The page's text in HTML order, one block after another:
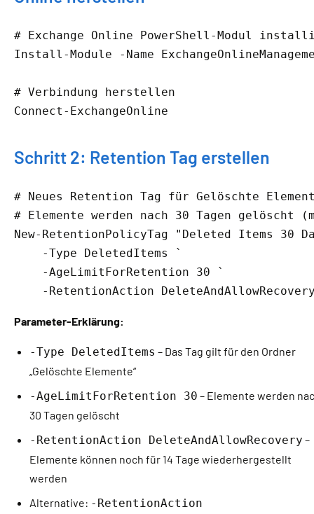
# Exchange Online PowerShell-Modul
Install-Module -Name
# Verbindung herstellen
Connect-ExchangeOnline
Schritt 2: Retention Tag erstellen
# Neues Retention Tag für Gelöschte
# Elemente werden nach 30 Tagen
New-RetentionPolicyTag "Deleted Items 30
    -Type DeletedItems `
    -AgeLimitForRetention 30 `
-RetentionAction
Parameter-Erklärung:
-Type DeletedItems – Das Tag gilt für den Ordner
„Gelöschte Elemente“
-AgeLimitForRetention 30 – Elemente werden
30 Tagen gelöscht
-RetentionAction DeleteAndAllowRecovery –
Elemente können noch für 14 Tage wiederhergestellt
werden
Alternative: -RetentionAction